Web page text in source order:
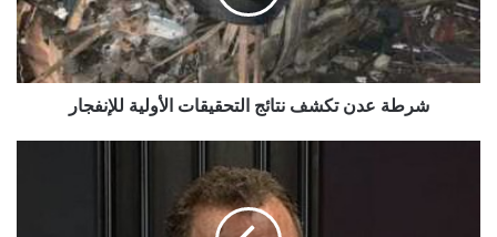
الأولية
للإنفجار
شرطة عدن تكشف نتائج التحقيقات الأولية للإنفجار